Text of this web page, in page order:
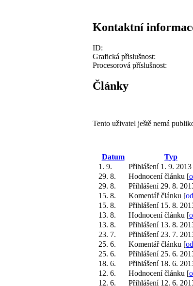
Kontaktní
ID:
Grafická přislušnost:
Procesorová příslušnost:
Články
Tento uživatel ještě nemá
Datum Typ
1. 9.
Přihlášení 1. 9. 2013
29. 8.
Hodnocení článku [
29. 8.
Přihlášení 29. 8.
15. 8.
Komentář článku [
15. 8.
Přihlášení 15. 8.
13. 8.
Hodnocení článku [
13. 8.
Přihlášení 13. 8.
23. 7.
Přihlášení 23. 7.
25. 6.
Komentář článku [
25. 6.
Přihlášení 25. 6.
18. 6.
Přihlášení 18. 6.
12. 6.
Hodnocení článku [
12. 6.
Přihlášení 12. 6.